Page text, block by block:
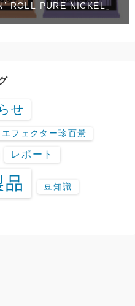
ROLL PURE NICKEL」
せ
エフェクター珍百景
レポート
品 豆知識